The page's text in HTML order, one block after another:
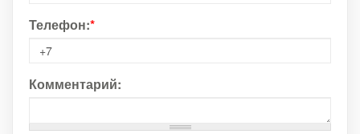
Телефон:*
Комментарий: